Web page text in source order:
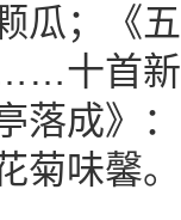
瓜；《
十首
落成》
菊味馨。